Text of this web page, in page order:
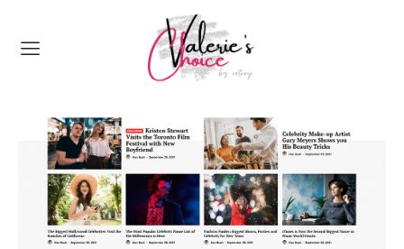
Valerie's Topics
Travel & Culture
Food & Drinks
Happyness & Opmerkelijk
Lifestyle, Sport & Duurzaamheid
Gadgets & Tech